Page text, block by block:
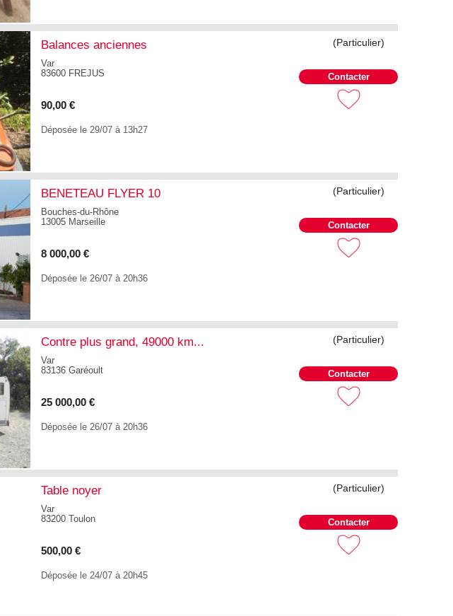
Balances anciennes
Var
83600 FREJUS
90,00 €
Déposée le 29/07 à 13h27
(Particulier)
Contacter
BENETEAU FLYER 10
Bouches-du-Rhône
13005 Marseille
8 000,00 €
Déposée le 26/07 à 20h36
(Particulier)
Contacter
Contre plus grand, 49000 km...
Var
83136 Garéoult
25 000,00 €
Déposée le 26/07 à 20h36
(Particulier)
Contacter
Table noyer
Var
83200 Toulon
500,00 €
Déposée le 24/07 à 20h45
(Particulier)
Contacter